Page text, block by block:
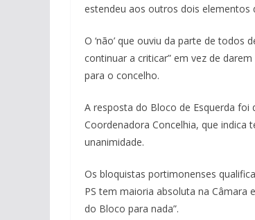
estendeu aos outros dois elementos
O ‘não’ que ouviu da parte de
continuar a criticar” em vez de
para o concelho.
A resposta do Bloco de Esquerda
Coordenadora Concelhia, que
unanimidade.
Os bloquistas portimonenses
PS tem maioria absoluta na
do Bloco para nada”.